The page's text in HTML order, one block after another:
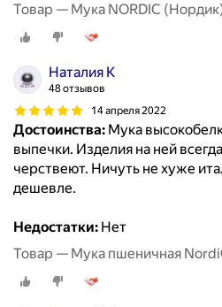
Товар — Мука NORDIC
Наталия К
48 отзывов
14 апреля 2022
Достоинства: Мука
выпечки. Изделия на ней
черствеют. Ничуть не хуже
дешевле.
Недостатки: Нет
Товар — Мука пшеничная